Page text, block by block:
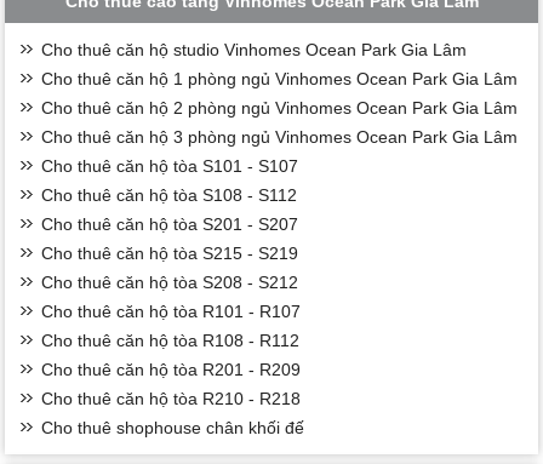
Cho thuê căn hộ studio Vinhomes Ocean Park Gia Lâm
Cho thuê căn hộ 1 phòng ngủ Vinhomes Ocean Park Gia Lâm
Cho thuê căn hộ 2 phòng ngủ Vinhomes Ocean Park Gia Lâm
Cho thuê căn hộ 3 phòng ngủ Vinhomes Ocean Park Gia Lâm
Cho thuê căn hộ tòa S101 - S107
Cho thuê căn hộ tòa S108 - S112
Cho thuê căn hộ tòa S201 - S207
Cho thuê căn hộ tòa S215 - S219
Cho thuê căn hộ tòa S208 - S212
Cho thuê căn hộ tòa R101 - R107
Cho thuê căn hộ tòa R108 - R112
Cho thuê căn hộ tòa R201 - R209
Cho thuê căn hộ tòa R210 - R218
Cho thuê shophouse chân khối đế